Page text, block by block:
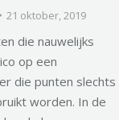
21 oktober, 2019
die nauwelijks
op een
die punten slechts
worden. In de